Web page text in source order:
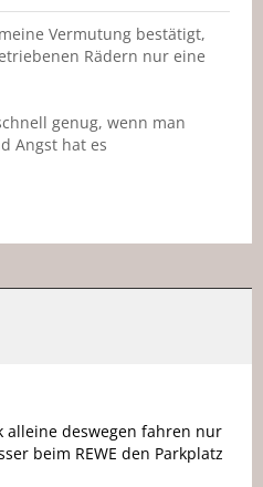
Vermutung bestätigt,
Rädern nur eine
genug, wenn man
Angst hat es
alleine deswegen fahren nur
beim REWE den Parkplatz